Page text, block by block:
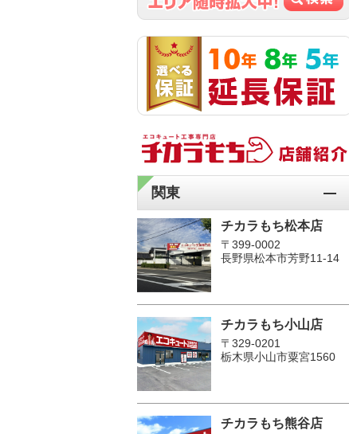
関東
チカラもち松本店
〒399-0002
長野県松本市芳野11-14
チカラもち小山店
〒329-0201
栃木県小山市粟宮1560
チカラもち熊谷店